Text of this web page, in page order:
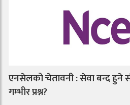
एनसेलको चेतावनी : सेवा बन्द हुने
गम्भीर प्रश्न?